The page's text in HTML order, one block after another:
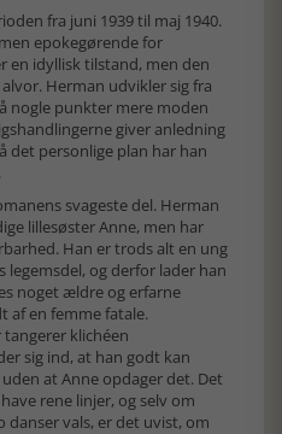
fra juni 1939 til maj 1940.
epokegørende for
en idyllisk tilstand, men den
Herman udvikler sig fra
nogle punkter mere moden
giver anledning
det personlige plan har han
svageste del. Herman
lillesøster Anne, men har
Han er trods alt en ung
og derfor lader han
noget ældre og erfarne
af en femme fatale.
klichéen
sig ind, at han godt kan
at Anne opdager det. Det
rene linjer, og selv om
danser vals, er det uvist, om